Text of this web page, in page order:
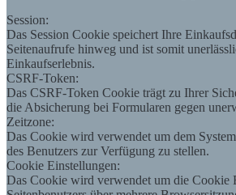
Session:
Das Session Cookie speichert Ihre
Seitenaufrufe hinweg und ist somit
Einkaufserlebnis.
CSRF-Token:
Das CSRF-Token Cookie trägt zu Ihrer
die Absicherung bei Formularen gegen
Zeitzone:
Das Cookie wird verwendet um dem
des Benutzers zur Verfügung zu stellen.
Cookie Einstellungen:
Das Cookie wird verwendet um die Cookie